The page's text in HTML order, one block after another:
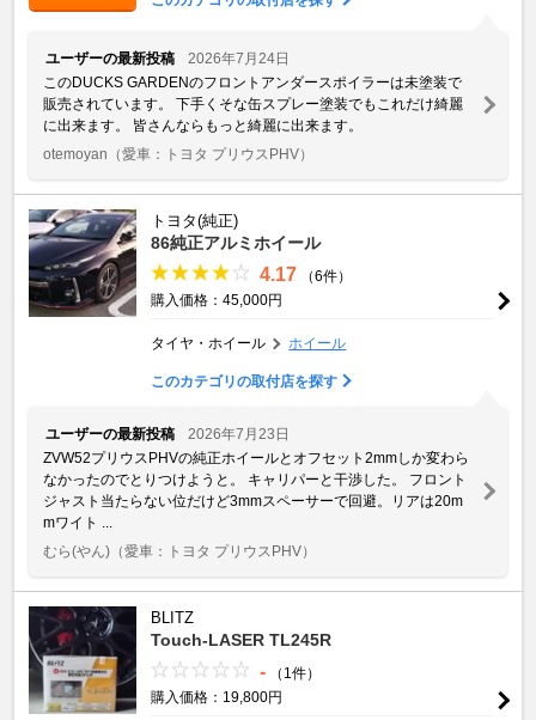
ユーザーの最新投稿
2026年7月24日
このDUCKS GARDENのフロントアンダースポイラーは未塗装で
販売されています。 下手くそな缶スプレー塗装でもこれだけ綺麗
に出来ます。 皆さんならもっと綺麗に出来ます。
otemoyan （愛車：トヨタ プリウスPHV）
トヨタ(純正)
86純正アルミホイール
4.17
（6件）
購入価格：45,000円
タイヤ・ホイール ホイール
このカテゴリの取付店を探す
ユーザーの最新投稿
2026年7月23日
ZVW52プリウスPHVの純正ホイールとオフセット2mmしか変わら
なかったのでとりつけようと。 キャリパーと干渉した。 フロント
ジャスト当たらない位だけど3mmスペーサーで回避。リアは20m
mワイト ...
むら(やん) （愛車：トヨタ プリウスPHV）
BLITZ
Touch-LASER TL245R
-
（1件）
購入価格：19,800円